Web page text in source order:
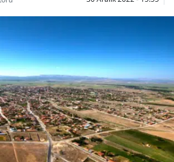
Bingöl
Bitlis
Bolu
Burdur
Bursa